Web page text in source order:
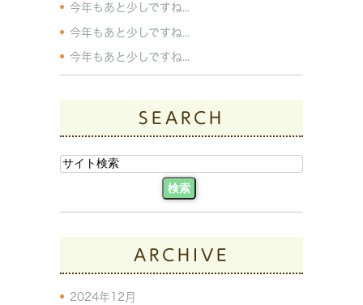
今年もあと少しですね...
今年もあと少しですね...
今年もあと少しですね...
SEARCH
ARCHIVE
2024年12月